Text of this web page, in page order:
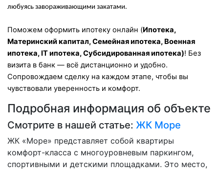
любуясь завораживающими закатами.
Поможем оформить ипотеку онлайн (Ипотека,
Материнский капитал, Семейная ипотека, Военная
ипотека, IT ипотека, Субсидированная ипотека)! Без
визита в банк — всё дистанционно и удобно.
Сопровождаем сделку на каждом этапе, чтобы вы
чувствовали уверенность и комфорт.
Подробная информация об объекте
Смотрите в нашей статье: ЖК Море
ЖК «Море» представляет собой квартиры
комфорт-класса с многоуровневым паркингом,
спортивными и детскими площадками. Это место,